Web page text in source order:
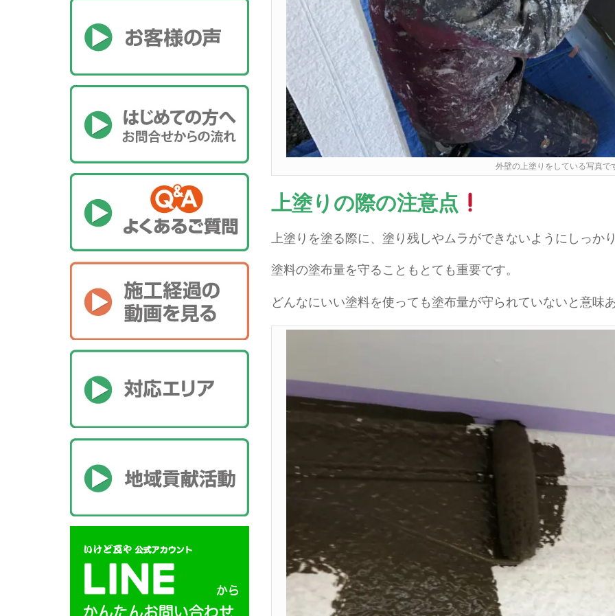
外壁の上塗りをしている写真で
上塗りの際の注意点
上塗りを塗る際に、塗り残しやムラができないようにしっか
塗料の塗布量を守ることもとても重要です。
どんなにいい塗料を使っても塗布量が守られていないと意味